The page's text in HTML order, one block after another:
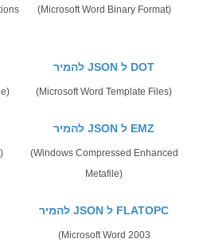
(Microsoft Word Binary Format)
להמיר JSON ל DOT
(Microsoft Word Template Files)
להמיר JSON ל EMZ
(Windows Compressed Enhanced
Metafile)
להמיר JSON ל FLATOPC
(Microsoft Word 2003